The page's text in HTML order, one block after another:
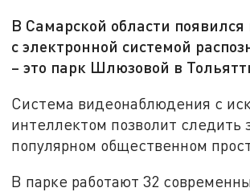
В Самарской области
с электронной системой
– это парк Шлюзовой в
Система видеонаблюдения с
интеллектом позволит следить
популярном общественном
В парке работают 32